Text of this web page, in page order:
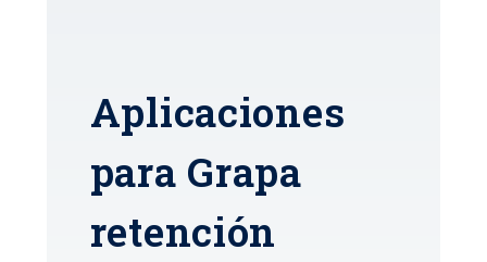
Aplicaciones
para Grapa
retención